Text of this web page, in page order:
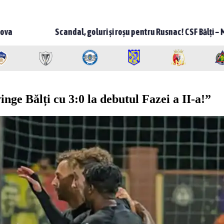
goluri și roșu pentru Rusnac! CSF Bălți – Milsami 2-1, meci
Bălți cu 3:0 la debutul Fazei a II-a!”